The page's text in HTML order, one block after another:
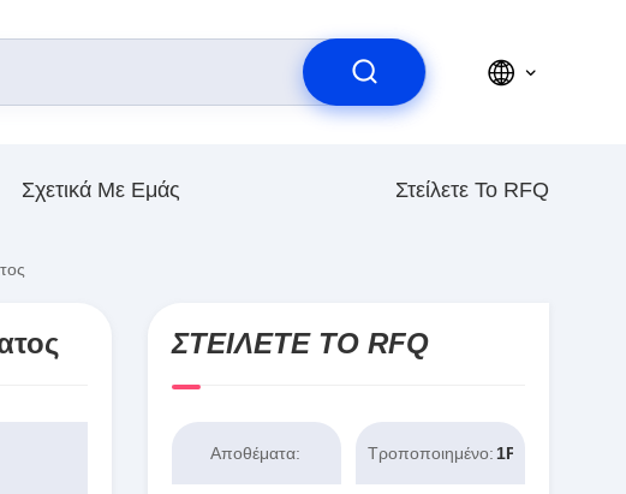
Σχετικά Με Εμάς Στείλετε Το RFQ
ΣΤΕΊΛΕΤΕ ΤΟ RFQ
Αποθέματα: Τροποποιημένο: 1PCS